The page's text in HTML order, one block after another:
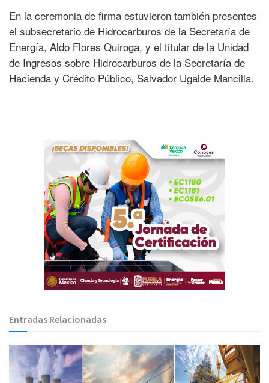
En la ceremonia de firma estuvieron también presentes
el subsecretario de Hidrocarburos de la Secretaría de
Energía, Aldo Flores Quiroga, y el titular de la Unidad
de Ingresos sobre Hidrocarburos de la Secretaría de
Hacienda y Crédito Público, Salvador Ugalde Mancilla.
Entradas Relacionadas